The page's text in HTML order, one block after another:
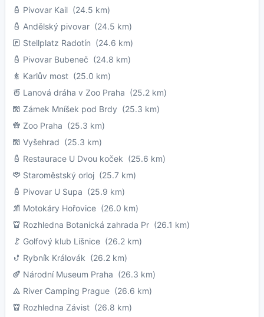
Pivovar Kail (24.5 km)
Andělský pivovar (24.5 km)
Stellplatz Radotín (24.6 km)
Pivovar Bubeneč (24.8 km)
Karlův most (25.0 km)
Lanová dráha v Zoo Praha (25.2 km)
Zámek Mníšek pod Brdy (25.3 km)
Zoo Praha (25.3 km)
Vyšehrad (25.3 km)
Restaurace U Dvou koček (25.6 km)
Staroměstský orloj (25.7 km)
Pivovar U Supa (25.9 km)
Motokáry Hořovice (26.0 km)
Rozhledna Botanická zahrada Pr (26.1 km)
Golfový klub Líšnice (26.2 km)
Rybník Královák (26.2 km)
Národní Museum Praha (26.3 km)
River Camping Prague (26.6 km)
Rozhledna Závist (26.8 km)